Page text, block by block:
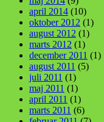
april 2014 (10)
oktober 2012 (1)
august 2012 (1)
marts 2012 (1)
december 2011 (1)
august 2011 (5)
juli 2011 (1)
maj 2011 (1)
april 2011 (1)
marts 2011 (6)